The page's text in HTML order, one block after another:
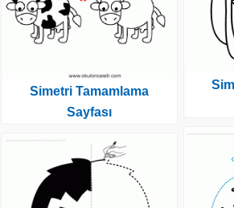
Simetri Tamamlama
Sayfası